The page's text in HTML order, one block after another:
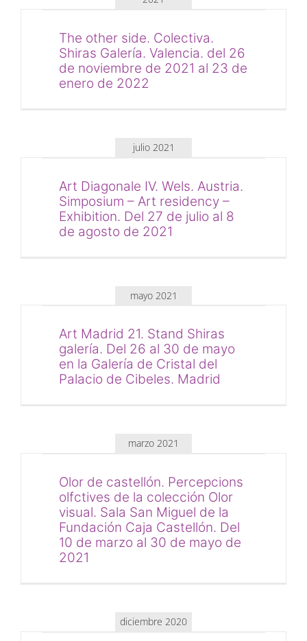
The other side. Colectiva.
Shiras Galería. Valencia. del 26
de noviembre de 2021 al 23 de
enero de 2022
julio 2021
Art Diagonale IV. Wels. Austria.
Simposium – Art residency –
Exhibition. Del 27 de julio al 8
de agosto de 2021
mayo 2021
Art Madrid 21. Stand Shiras
galería. Del 26 al 30 de mayo
en la Galería de Cristal del
Palacio de Cibeles. Madrid
marzo 2021
Olor de castellón. Percepcions
olfctives de la colección Olor
visual. Sala San Miguel de la
Fundación Caja Castellón. Del
10 de marzo al 30 de mayo de
2021
diciembre 2020